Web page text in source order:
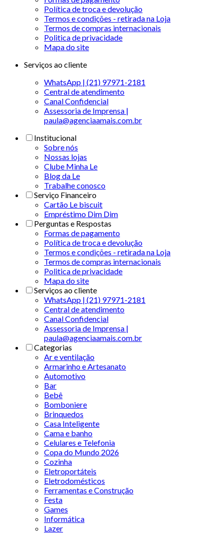
Política de troca e devolução
Termos e condições - retirada na Loja
Termos de compras internacionais
Politica de privacidade
Mapa do site
Serviços ao cliente
WhatsApp | (21) 97971-2181
Central de atendimento
Canal Confidencial
Assessoria de Imprensa |
paula@agenciaamais.com.br
Institucional
Sobre nós
Nossas lojas
Clube Minha Le
Blog da Le
Trabalhe conosco
Serviço Financeiro
Cartão Le biscuit
Empréstimo Dim Dim
Perguntas e Respostas
Formas de pagamento
Política de troca e devolução
Termos e condições - retirada na Loja
Termos de compras internacionais
Politica de privacidade
Mapa do site
Serviços ao cliente
WhatsApp | (21) 97971-2181
Central de atendimento
Canal Confidencial
Assessoria de Imprensa |
paula@agenciaamais.com.br
Categorias
Ar e ventilação
Armarinho e Artesanato
Automotivo
Bar
Bebê
Bomboniere
Brinquedos
Casa Inteligente
Cama e banho
Celulares e Telefonia
Copa do Mundo 2026
Cozinha
Eletroportáteis
Eletrodomésticos
Ferramentas e Construção
Festa
Games
Informática
Lazer